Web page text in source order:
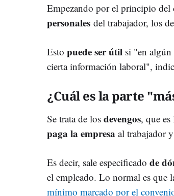
Empezando por el principio del
personales del trabajador, los
Esto puede ser útil si "en algún
cierta información laboral",
¿Cuál es la parte
Se trata de los devengos, que
paga la empresa al trabajador
Es decir, sale especificado de
el empleado. Lo normal es que
mínimo marcado por el